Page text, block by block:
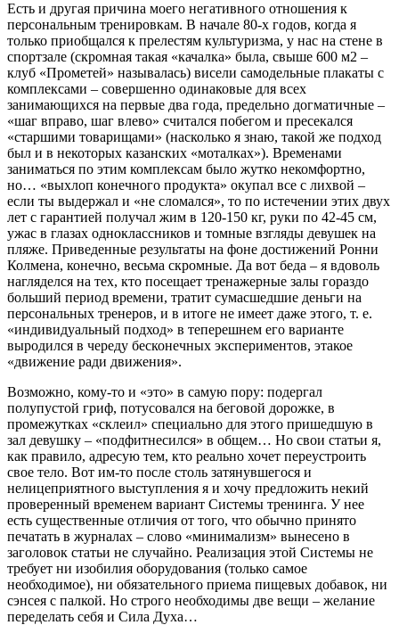
Есть и другая причина моего негативного отношения к
персональным тренировкам. В начале 80-х годов, когда я
только приобщался к прелестям культуризма, у нас на стене в
спортзале (скромная такая «качалка» была, свыше 600 м2 –
клуб «Прометей» называлась) висели самодельные плакаты с
комплексами – совершенно одинаковые для всех
занимающихся на первые два года, предельно догматичные –
«шаг вправо, шаг влево» считался побегом и пресекался
«старшими товарищами» (насколько я знаю, такой же подход
был и в некоторых казанских «моталках»). Временами
заниматься по этим комплексам было жутко некомфортно,
но… «выхлоп конечного продукта» окупал все с лихвой –
если ты выдержал и «не сломался», то по истечении этих двух
лет с гарантией получал жим в 120-150 кг, руки по 42-45 см,
ужас в глазах одноклассников и томные взгляды девушек на
пляже. Приведенные результаты на фоне достижений Ронни
Колмена, конечно, весьма скромные. Да вот беда – я вдоволь
нагляделся на тех, кто посещает тренажерные залы гораздо
больший период времени, тратит сумасшедшие деньги на
персональных тренеров, и в итоге не имеет даже этого, т. е.
«индивидуальный подход» в теперешнем его варианте
выродился в череду бесконечных экспериментов, этакое
«движение ради движения».
Возможно, кому-то и «это» в самую пору: подергал
полупустой гриф, потусовался на беговой дорожке, в
промежутках «склеил» специально для этого пришедшую в
зал девушку – «подфитнесился» в общем… Но свои статьи я,
как правило, адресую тем, кто реально хочет переустроить
свое тело. Вот им-то после столь затянувшегося и
нелицеприятного выступления я и хочу предложить некий
проверенный временем вариант Системы тренинга. У нее
есть существенные отличия от того, что обычно принято
печатать в журналах – слово «минимализм» вынесено в
заголовок статьи не случайно. Реализация этой Системы не
требует ни изобилия оборудования (только самое
необходимое), ни обязательного приема пищевых добавок, ни
сэнсея с палкой. Но строго необходимы две вещи – желание
переделать себя и Сила Духа…